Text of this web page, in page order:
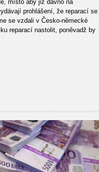
místo aby již dávno na
prohlášení, že reparací se
se vzdali v Česko-německé
reparací nastolit, poněvadž by